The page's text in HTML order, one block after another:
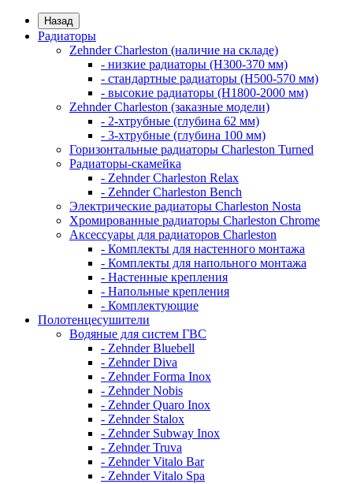
Назад
Радиаторы
Zehnder Charleston (наличие на складе)
- низкие радиаторы (H300-370 мм)
- стандартные радиаторы (H500-570 мм)
- высокие радиаторы (H1800-2000 мм)
Zehnder Charleston (заказные модели)
- 2-хтрубные (глубина 62 мм)
- 3-хтрубные (глубина 100 мм)
Горизонтальные радиаторы Charleston Turned
Радиаторы-скамейка
- Zehnder Charleston Relax
- Zehnder Charleston Bench
Электрические радиаторы Charleston Nosta
Хромированные радиаторы Charleston Chrome
Аксессуары для радиаторов Charleston
- Комплекты для настенного монтажа
- Комплекты для напольного монтажа
- Настенные крепления
- Напольные крепления
- Комплектующие
Полотенцесушители
Водяные для систем ГВС
- Zehnder Bluebell
- Zehnder Diva
- Zehnder Forma Inox
- Zehnder Nobis
- Zehnder Quaro Inox
- Zehnder Stalox
- Zehnder Subway Inox
- Zehnder Truva
- Zehnder Vitalo Bar
- Zehnder Vitalo Spa